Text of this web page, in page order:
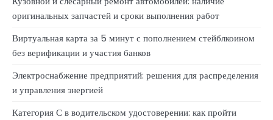
оригинальных запчастей и сроки выполнения работ
Виртуальная карта за 5 минут с пополнением стейблкоином
без верификации и участия банков
Электроснабжение предприятий: решения для распределения
и управления энергией
Категория С в водительском удостоверении: как пройти